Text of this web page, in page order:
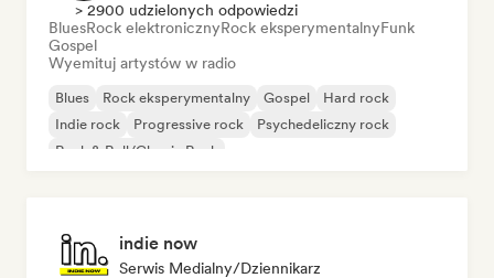
> 2900 udzielonych odpowiedzi
BluesRock elektronicznyRock eksperymentalnyFunk
Gospel
Wyemituj artystów w radio
Blues Rock eksperymentalny Gospel
Hard rock
Indie rock
Progressive rock
Psychedeliczny rock
Rock & Roll/Classic Rock
indie now
Serwis Medialny/Dziennikarz